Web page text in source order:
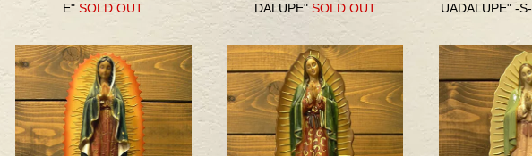
E" SOLD OUT
DALUPE" SOLD OUT
UADALUPE" -S-